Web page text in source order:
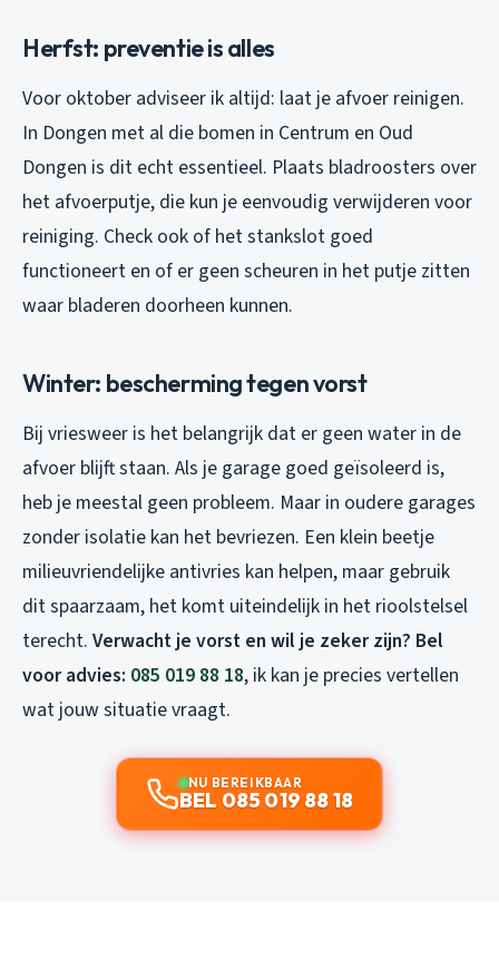
Herfst: preventie is alles
Voor oktober adviseer ik altijd: laat je afvoer reinigen.
In Dongen met al die bomen in Centrum en Oud
Dongen is dit echt essentieel. Plaats bladroosters over
het afvoerputje, die kun je eenvoudig verwijderen voor
reiniging. Check ook of het stankslot goed
functioneert en of er geen scheuren in het putje zitten
waar bladeren doorheen kunnen.
Winter: bescherming tegen vorst
Bij vriesweer is het belangrijk dat er geen water in de
afvoer blijft staan. Als je garage goed geïsoleerd is,
heb je meestal geen probleem. Maar in oudere garages
zonder isolatie kan het bevriezen. Een klein beetje
milieuvriendelijke antivries kan helpen, maar gebruik
dit spaarzaam, het komt uiteindelijk in het rioolstelsel
terecht. Verwacht je vorst en wil je zeker zijn? Bel
voor advies: 085 019 88 18, ik kan je precies vertellen
wat jouw situatie vraagt.
NU BEREIKBAAR
BEL 085 019 88 18